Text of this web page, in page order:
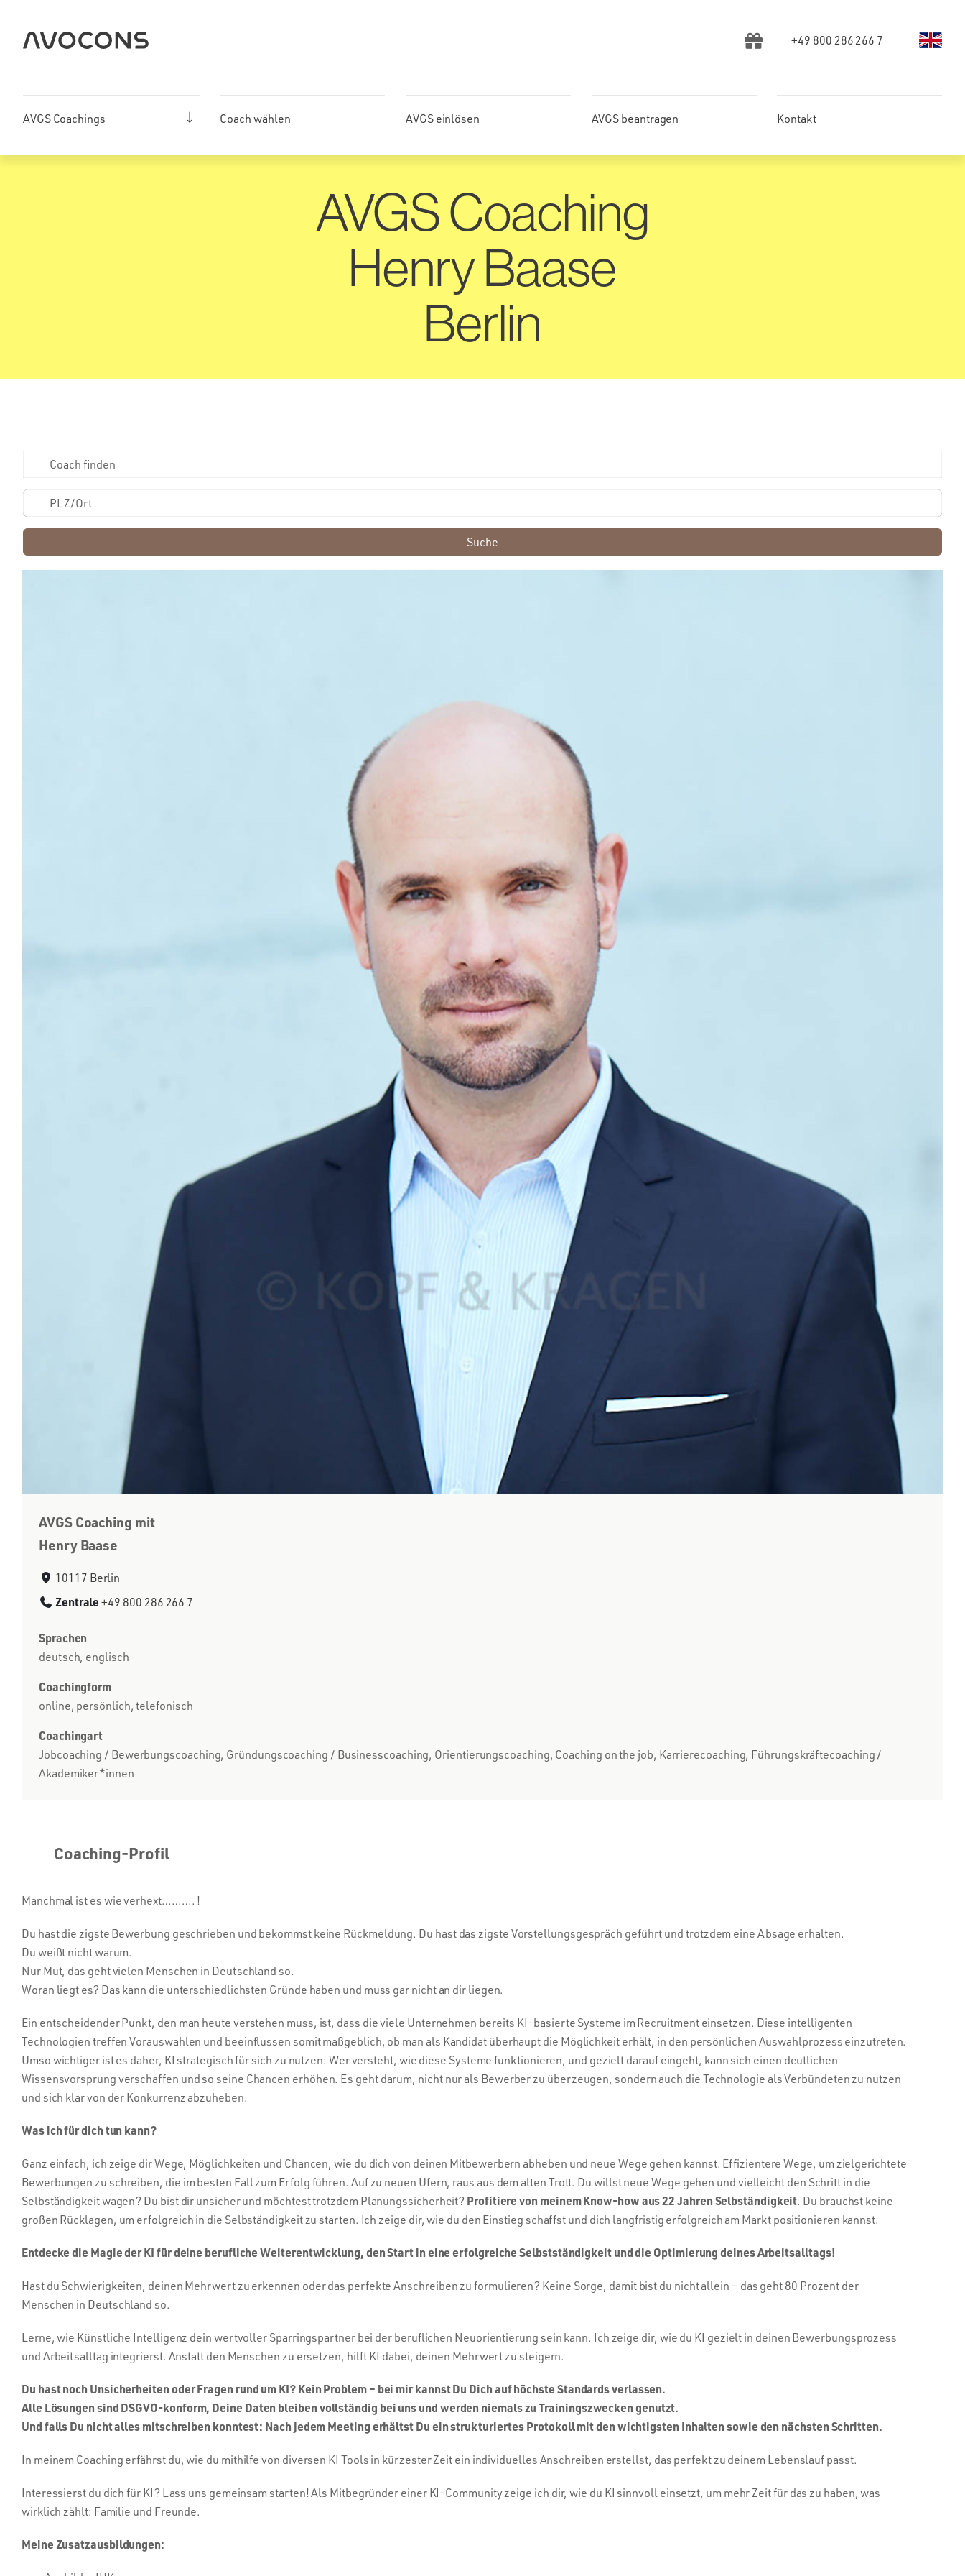
springen
+49 800 286 266 7
AVGS Coachings Coach wählen AVGS einlösen AVGS beantragen Kontakt
AVGS Coaching
Henry Baase
Berlin
Suche
AVGS Coaching mit
Henry Baase
10117 Berlin
Zentrale +49 800 286 266 7
Sprachen
deutsch, englisch
Coachingform
online, persönlich, telefonisch
Coachingart
Jobcoaching / Bewerbungscoaching, Gründungscoaching / Businesscoaching, Orientierungscoaching, Coaching on the job, Karrierecoaching, Führungskräftecoaching /
Akademiker*innen
Coaching-Profil
Manchmal ist es wie verhext………. !
Du hast die zigste Bewerbung geschrieben und bekommst keine Rückmeldung. Du hast das zigste Vorstellungsgespräch geführt und trotzdem eine Absage erhalten.
Du weißt nicht warum.
Nur Mut, das geht vielen Menschen in Deutschland so.
Woran liegt es? Das kann die unterschiedlichsten Gründe haben und muss gar nicht an dir liegen.
Ein entscheidender Punkt, den man heute verstehen muss, ist, dass die viele Unternehmen bereits KI-basierte Systeme im Recruitment einsetzen. Diese intelligenten
Technologien treffen Vorauswahlen und beeinflussen somit maßgeblich, ob man als Kandidat überhaupt die Möglichkeit erhält, in den persönlichen Auswahlprozess einzutreten.
Umso wichtiger ist es daher, KI strategisch für sich zu nutzen: Wer versteht, wie diese Systeme funktionieren, und gezielt darauf eingeht, kann sich einen deutlichen
Wissensvorsprung verschaffen und so seine Chancen erhöhen. Es geht darum, nicht nur als Bewerber zu überzeugen, sondern auch die Technologie als Verbündeten zu nutzen
und sich klar von der Konkurrenz abzuheben.
Was ich für dich tun kann?
Ganz einfach, ich zeige dir Wege, Möglichkeiten und Chancen, wie du dich von deinen Mitbewerbern abheben und neue Wege gehen kannst. Effizientere Wege, um zielgerichtete
Bewerbungen zu schreiben, die im besten Fall zum Erfolg führen. Auf zu neuen Ufern, raus aus dem alten Trott. Du willst neue Wege gehen und vielleicht den Schritt in die
Selbständigkeit wagen? Du bist dir unsicher und möchtest trotzdem Planungssicherheit? Profitiere von meinem Know-how aus 22 Jahren Selbständigkeit. Du brauchst keine
großen Rücklagen, um erfolgreich in die Selbständigkeit zu starten. Ich zeige dir, wie du den Einstieg schaffst und dich langfristig erfolgreich am Markt positionieren kannst.
Entdecke die Magie der KI für deine berufliche Weiterentwicklung, den Start in eine erfolgreiche Selbstständigkeit und die Optimierung deines Arbeitsalltags!
Hast du Schwierigkeiten, deinen Mehrwert zu erkennen oder das perfekte Anschreiben zu formulieren? Keine Sorge, damit bist du nicht allein – das geht 80 Prozent der
Menschen in Deutschland so.
Lerne, wie Künstliche Intelligenz dein wertvoller Sparringspartner bei der beruflichen Neuorientierung sein kann. Ich zeige dir, wie du KI gezielt in deinen Bewerbungsprozess
und Arbeitsalltag integrierst. Anstatt den Menschen zu ersetzen, hilft KI dabei, deinen Mehrwert zu steigern.
Du hast noch Unsicherheiten oder Fragen rund um KI? Kein Problem – bei mir kannst Du Dich auf höchste Standards verlassen.
Alle Lösungen sind DSGVO-konform, Deine Daten bleiben vollständig bei uns und werden niemals zu Trainingszwecken genutzt.
Und falls Du nicht alles mitschreiben konntest: Nach jedem Meeting erhältst Du ein strukturiertes Protokoll mit den wichtigsten Inhalten sowie den nächsten Schritten.
In meinem Coaching erfährst du, wie du mithilfe von diversen KI Tools in kürzester Zeit ein individuelles Anschreiben erstellst, das perfekt zu deinem Lebenslauf passt.
Interessierst du dich für KI? Lass uns gemeinsam starten! Als Mitbegründer einer KI-Community zeige ich dir, wie du KI sinnvoll einsetzt, um mehr Zeit für das zu haben, was
wirklich zählt: Familie und Freunde.
Meine Zusatzausbildungen: